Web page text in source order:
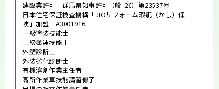
建設業許可 群馬県知事許可（般-26）第23537号
日本住宅保証検査機構「JIOリフォーム瑕疵（かし）保
険」加盟 A3001916
一級塗装技能士
二級塗装技能士
外壁診断士
外装劣化診断士
有機溶剤作業主任者
高所作業車技能講習修了